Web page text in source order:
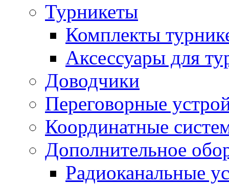
Турникеты
Комплекты
Аксессуары для
Доводчики
Переговорные
Координатные
Дополнительное
Радиоканальные